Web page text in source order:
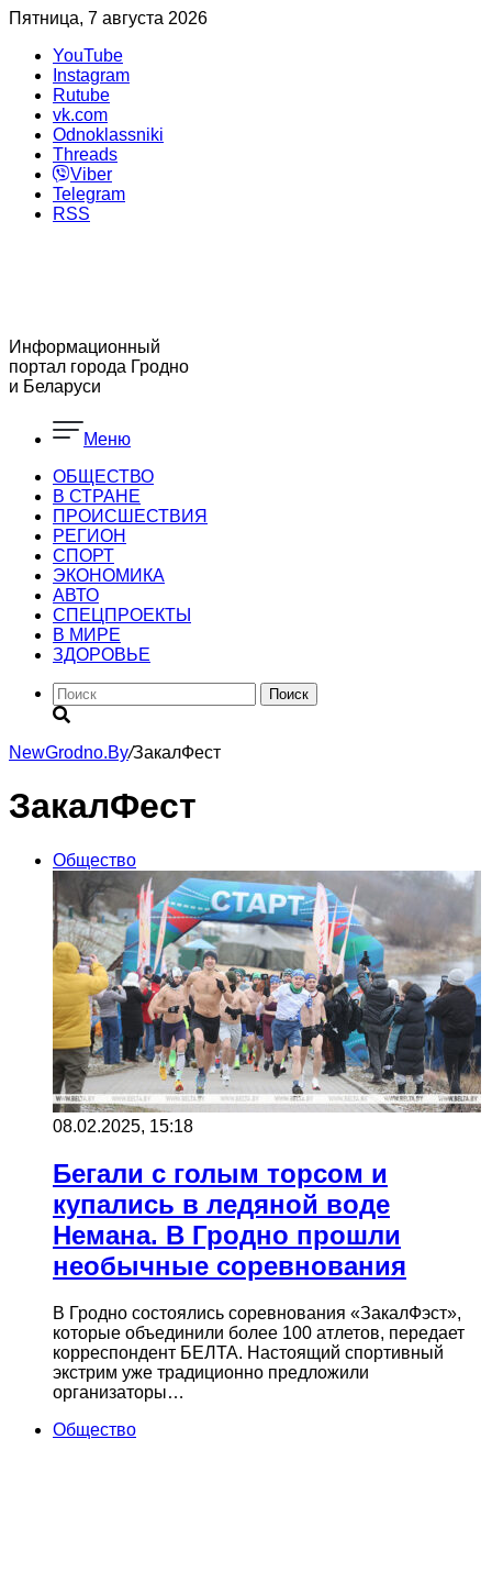
Пятница, 7 августа 2026
YouTube
Instagram
Rutube
vk.com
Odnoklassniki
Threads
Viber
Telegram
RSS
Информационный
портал города Гродно
и Беларуси
Меню
ОБЩЕСТВО
В СТРАНЕ
ПРОИСШЕСТВИЯ
РЕГИОН
CПОРТ
ЭКОНОМИКА
АВТО
СПЕЦПРОЕКТЫ
В МИРЕ
ЗДОРОВЬЕ
Поиск
NewGrodno.By/ЗакалФест
ЗакалФест
Общество
08.02.2025, 15:18
Бегали с голым торсом и
купались в ледяной воде
Немана. В Гродно прошли
необычные соревнования
В Гродно состоялись соревнования «ЗакалФэст»,
которые объединили более 100 атлетов, передает
корреспондент БЕЛТА. Настоящий спортивный
экстрим уже традиционно предложили
организаторы…
Общество